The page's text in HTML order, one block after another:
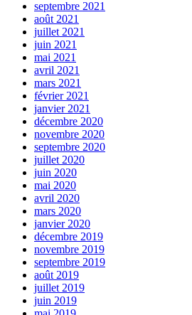
septembre 2021
août 2021
juillet 2021
juin 2021
mai 2021
avril 2021
mars 2021
février 2021
janvier 2021
décembre 2020
novembre 2020
septembre 2020
juillet 2020
juin 2020
mai 2020
avril 2020
mars 2020
janvier 2020
décembre 2019
novembre 2019
septembre 2019
août 2019
juillet 2019
juin 2019